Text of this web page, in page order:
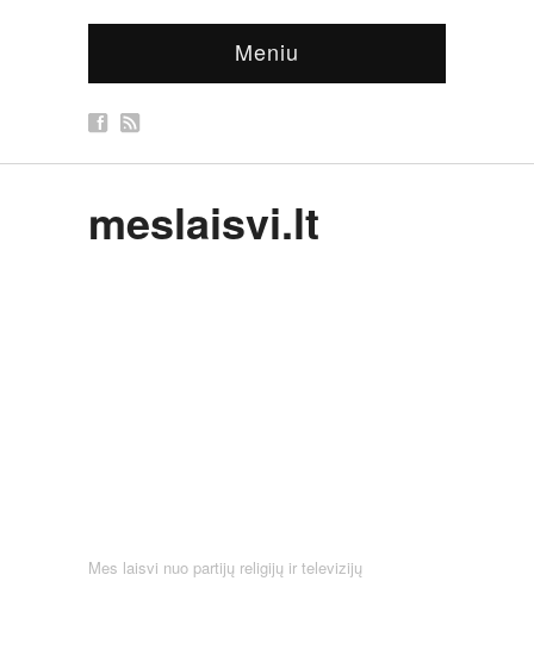
Meniu
meslaisvi.lt
Mes laisvi nuo partijų religijų ir televizijų